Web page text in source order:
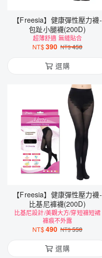
【Freesia】健康彈性壓力襪-
包趾小腿襪(200D)
超薄舒適 無縫貼合
NT$390 NT$450
選購
【Freesia】健康彈性壓力襪-
比基尼褲襪(200D)
比基尼設計/美觀大方/穿短褲短裙
褲痕不外露
NT$490 NT$550
選購